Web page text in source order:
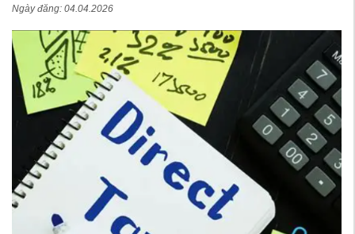
Ngày đăng: 04.04.2026